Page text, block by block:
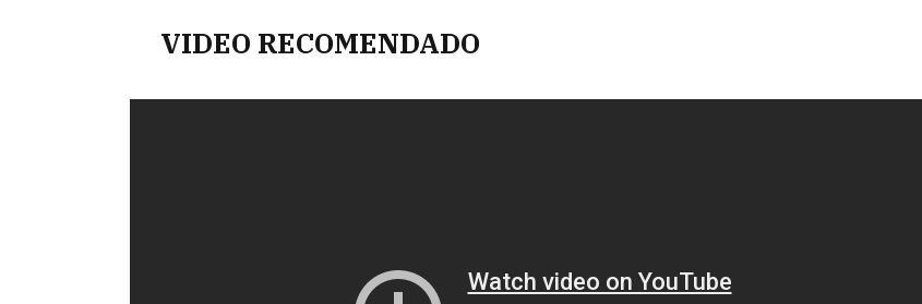
VIDEO RECOMENDADO